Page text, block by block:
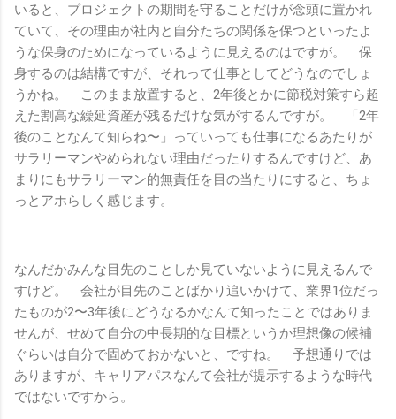
いると、プロジェクトの期間を守ることだけが念頭に置かれ
ていて、その理由が社内と自分たちの関係を保つといったよ
うな保身のためになっているように見えるのはですが。 保
身するのは結構ですが、それって仕事としてどうなのでしょ
うかね。 このまま放置すると、2年後とかに節税対策すら超
えた割高な繰延資産が残るだけな気がするんですが。 「2年
後のことなんて知らね〜」っていっても仕事になるあたりが
サラリーマンやめられない理由だったりするんですけど、あ
まりにもサラリーマン的無責任を目の当たりにすると、ちょ
っとアホらしく感じます。
なんだかみんな目先のことしか見ていないように見えるんで
すけど。 会社が目先のことばかり追いかけて、業界1位だっ
たものが2〜3年後にどうなるかなんて知ったことではありま
せんが、せめて自分の中長期的な目標というか理想像の候補
ぐらいは自分で固めておかないと、ですね。 予想通りでは
ありますが、キャリアパスなんて会社が提示するような時代
ではないですから。